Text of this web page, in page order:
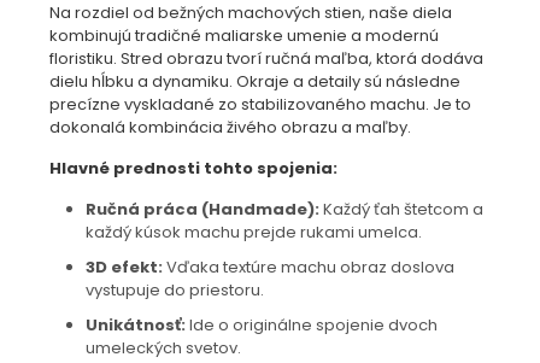
Na rozdiel od bežných machových stien, naše diela
kombinujú tradičné maliarske umenie a modernú
floristiku. Stred obrazu tvorí ručná maľba, ktorá dodáva
dielu hĺbku a dynamiku. Okraje a detaily sú následne
precízne vyskladané zo stabilizovaného machu. Je to
dokonalá kombinácia živého obrazu a maľby.
Hlavné prednosti tohto spojenia:
Ručná práca (Handmade): Každý ťah štetcom a
každý kúsok machu prejde rukami umelca.
3D efekt: Vďaka textúre machu obraz doslova
vystupuje do priestoru.
Unikátnosť: Ide o originálne spojenie dvoch
umeleckých svetov.